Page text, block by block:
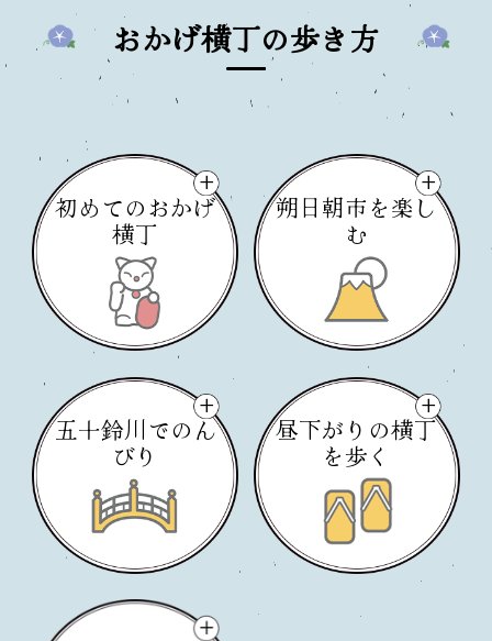
おかげ横丁の歩き方
初めてのおかげ
横丁
朔日朝市を楽し
む
五十鈴川でのん
びり
昼下がりの横丁
を歩く